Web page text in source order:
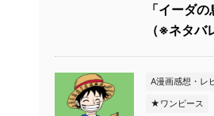
「イーダ
（※ネタバ
A漫画感想・レ
★ワンピース